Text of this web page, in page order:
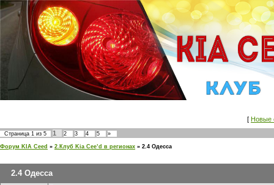
[ Новые
Страница 1 из 5 1 2 3 4 5 »
Форум KIA Ceed » 2.Клуб Kia Cee’d в регионах » 2.4 Одесса
2.4 Одесса